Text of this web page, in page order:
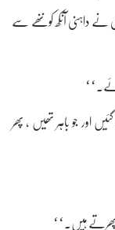
نے داہنی آنکھ کو ننھے سے
اور جو باہر تھیں ، پھر
ہیں۔‘‘